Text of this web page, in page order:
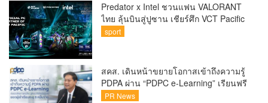
Predator x Intel ชวนแฟน VALORANT
ไทย ลุ้นบินสู่ปูซาน เชียร์ศึก VCT Pacific
Finals Busan ประเทศเกาหลีใต้ Predator
สุดพิเศษตลอดทัวร์นาเมนต์
sport
สคส. เดินหน้าขยายโอกาสเข้าถึงความรู้
PDPA ผ่าน “PDPC e-Learning” เรียนฟรี
ทุกที่ ทุกเวลา พร้อมประกาศนียบัตร ต่อย
PR News